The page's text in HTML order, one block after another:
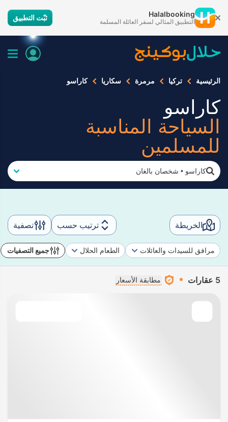
Halalbooking
التطبيق المثالي لسفر العائلة المسلمة ثبّت التطبيق
الرئيسية تركيا مرمرة سكاريا كاراسو
كاراسو
السياحة المناسبة
للمسلمين
كاراسو • شخصان بالغان
الخريطة ترتيب حسب تصفية
مرافق للسيدات والعائلات الطعام الحلال جميع التصفيات
5 عقارات مطابقة الأسعار